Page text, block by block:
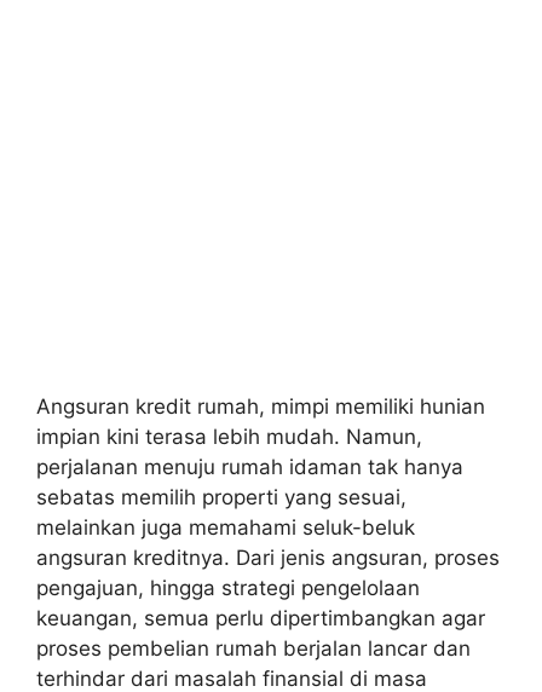
Angsuran kredit rumah, mimpi memiliki hunian
impian kini terasa lebih mudah. Namun,
perjalanan menuju rumah idaman tak hanya
sebatas memilih properti yang sesuai,
melainkan juga memahami seluk-beluk
angsuran kreditnya. Dari jenis angsuran, proses
pengajuan, hingga strategi pengelolaan
keuangan, semua perlu dipertimbangkan agar
proses pembelian rumah berjalan lancar dan
terhindar dari masalah finansial di masa